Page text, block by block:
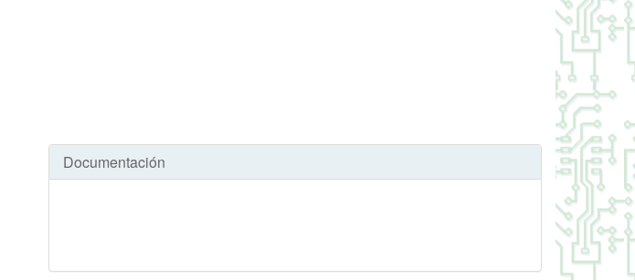
Documentación